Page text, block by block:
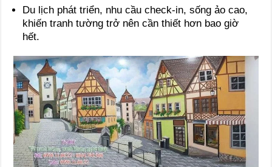
Du lịch phát triển, nhu cầu check-in, sống ảo cao,
khiến tranh tường trở nên cần thiết hơn bao giờ
hết.